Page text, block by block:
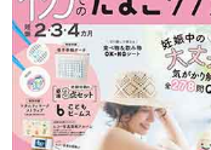
プライバシーだから伝
ライバシーに関しては
いんだよ」と伝えてあ
何でもかんでもオープ